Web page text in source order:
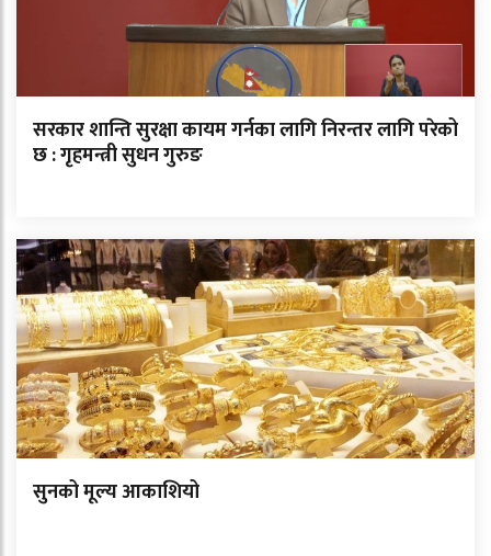
सरकार शान्ति सुरक्षा कायम गर्नका लागि निरन्तर लागि परेको
छ : गृहमन्त्री सुधन गुरुङ
सुनको मूल्य आकाशियो